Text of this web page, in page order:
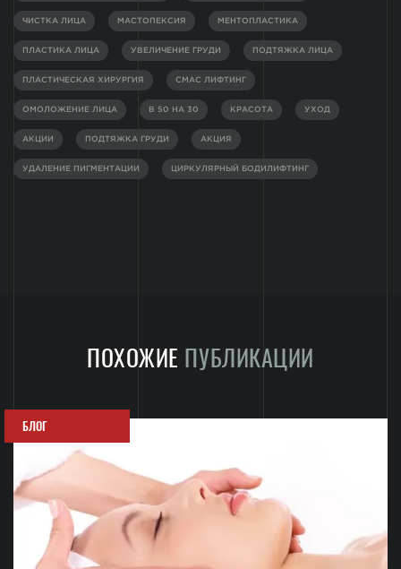
ЧИСТКА ЛИЦА МАСТОПЕКСИЯ МЕНТОПЛАСТИКА
ПЛАСТИКА ЛИЦА УВЕЛИЧЕНИЕ ГРУДИ ПОДТЯЖКА ЛИЦА
ПЛАСТИЧЕСКАЯ ХИРУРГИЯ СМАС ЛИФТИНГ
ОМОЛОЖЕНИЕ ЛИЦА В 50 НА 30 КРАСОТА УХОД
АКЦИИ ПОДТЯЖКА ГРУДИ АКЦИЯ
УДАЛЕНИЕ ПИГМЕНТАЦИИ ЦИРКУЛЯРНЫЙ БОДИЛИФТИНГ
ПОХОЖИЕ ПУБЛИКАЦИИ
БЛОГ